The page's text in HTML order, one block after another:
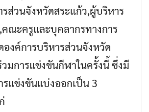
รส่วนจังหวัดสระแก้ว,ผู้บริหาร
ณะครูและบุคลากรทางการ
องค์การบริหารส่วนจังหวัด
วมการแข่งขันกีฬาในครั้งนี้ ซึ่งมี
รแข่งขันแบ่งออกเป็น 3